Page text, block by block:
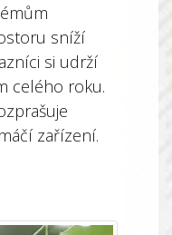
sníží
si udrží
celého roku.
zařízení.